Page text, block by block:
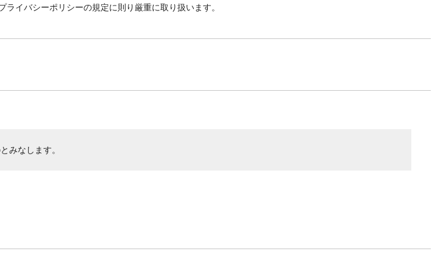
イバシーポリシーの規定に則り厳重に取り扱います。
みなします。